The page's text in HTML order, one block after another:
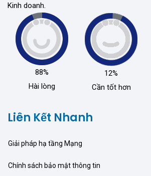
Kinh doanh.
88%
Hài lòng
12%
Cần tốt hơn
Liên Kết Nhanh
Giải pháp hạ tầng Mạng
Chính sách bảo mật thông tin